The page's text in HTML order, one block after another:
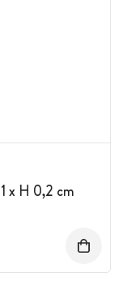
x H 0,2 cm